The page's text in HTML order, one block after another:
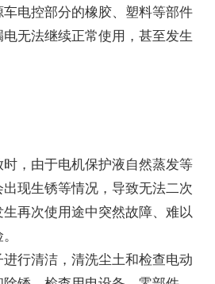
电控部分的橡胶、塑料等部件
无法继续正常使用，甚至发生
，由于电机保护液自然蒸发等
现生锈等情况，导致无法二次
再次使用途中突然故障、难以
行清洁，清洗尘土和检查电动